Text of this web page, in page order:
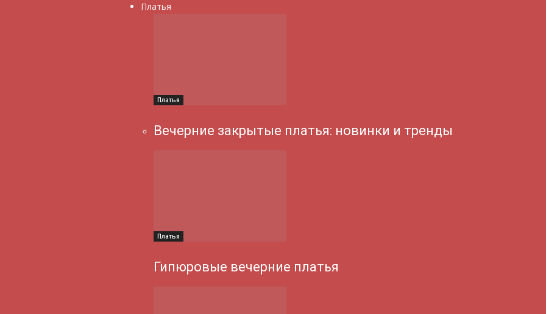
Платья
Платья
Вечерние закрытые платья: новинки и тренды
Платья
Гипюровые вечерние платья